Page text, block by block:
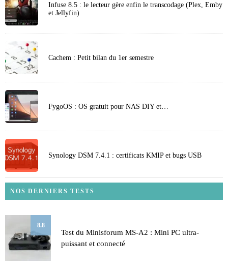
Infuse 8.5 : le lecteur gère enfin le transcodage (Plex, Emby
et Jellyfin)
Cachem : Petit bilan du 1er semestre
FygoOS : OS gratuit pour NAS DIY et…
Synology DSM 7.4.1 : certificats KMIP et bugs USB
NOS DERNIERS TESTS
8.8
Test du Minisforum MS-A2 : Mini PC ultra-
puissant et connecté